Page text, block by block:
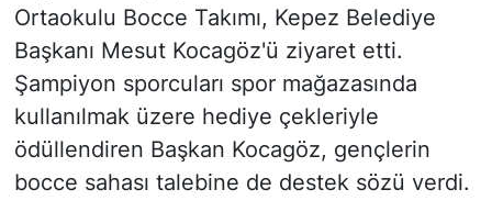
Ortaokulu Bocce Takımı, Kepez Belediye
Başkanı Mesut Kocagöz'ü ziyaret etti.
Şampiyon sporcuları spor mağazasında
kullanılmak üzere hediye çekleriyle
ödüllendiren Başkan Kocagöz, gençlerin
bocce sahası talebine de destek sözü verdi.